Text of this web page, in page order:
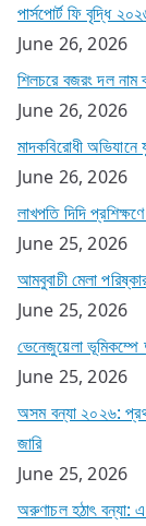
পার্সপোর্ট ফি বৃদ্ধি
June 26, 2026
শিলচরে বজরং দল নাম
June 26, 2026
মাদকবিরোধী
June 26, 2026
লাখপতি দিদি
June 25, 2026
আমবুবাচী মেলা
June 25, 2026
ভেনেজুয়েলা
June 25, 2026
অসম বন্যা ২০২৬:
জারি
June 25, 2026
অরুণাচল হঠাৎ